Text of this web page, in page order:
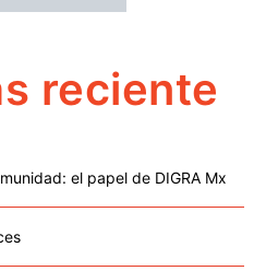
reciente
el papel de DIGRA Mx